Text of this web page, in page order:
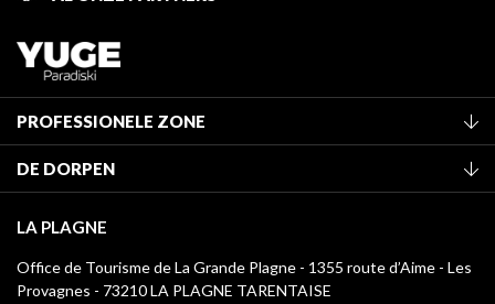
PROFESSIONELE ZONE
Classificatie van de gemeubileerde accommodaties
Verblijfstaks
Mediatheek
La Plagne logo's
DE DORPEN
Champagny-en-Vanoise
Montchavin - Les Coches
LA PLAGNE
Office de Tourisme de La Grande Plagne - 1355 route d’Aime - Les
Provagnes - 73210 LA PLAGNE TARENTAISE